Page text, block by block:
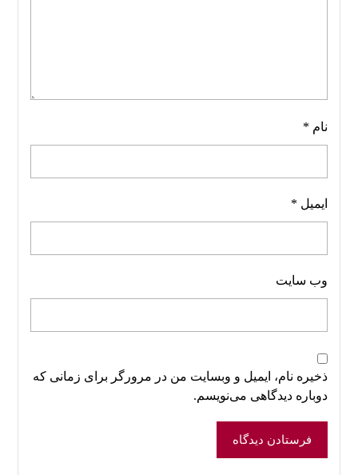
نام *
ایمیل *
وب‌ سایت
ذخیره نام، ایمیل و وبسایت من در مرورگر برای زمانی که
دوباره دیدگاهی می‌نویسم.
فرستادن دیدگاه